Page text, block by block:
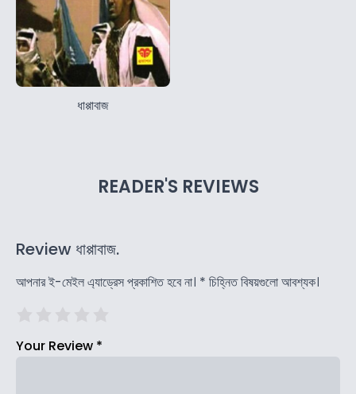
ধাপ্পাবাজ
READER'S REVIEWS
Review ধাপ্পাবাজ.
আপনার ই-মেইল এ্যাড্রেস প্রকাশিত হবে না। * চিহ্নিত বিষয়গুলো আবশ্যক।
Your Review *